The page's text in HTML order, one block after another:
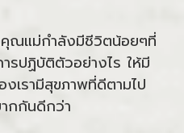
คุณแม่กำลังมีชีวิตน้อยๆที่
รปฏิบัติตัวอย่างไร ให้มี
เรามีสุขภาพที่ดีตามไป
กกันดีกว่า